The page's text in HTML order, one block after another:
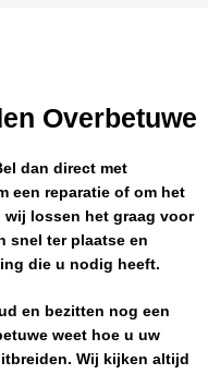
Overbetuwe
dan direct met
een reparatie of om het
lossen het graag voor
snel ter plaatse en
die u nodig heeft.
en bezitten nog een
weet hoe u uw
Wij kijken altijd